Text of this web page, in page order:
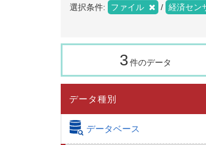
選択条件: ファイル 経済セン
3件のデータ
データ種別
データベース